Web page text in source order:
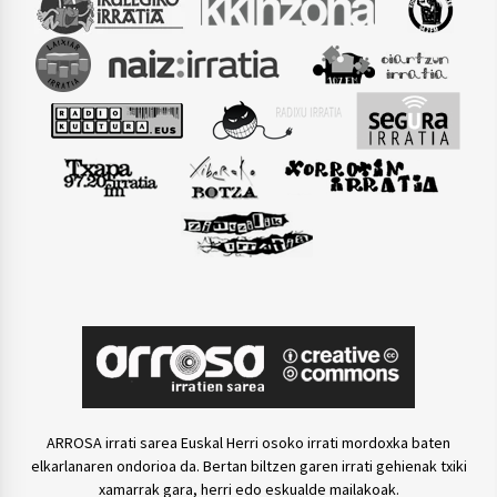
ARROSA irrati sarea Euskal Herri osoko irrati mordoxka baten
elkarlanaren ondorioa da. Bertan biltzen garen irrati gehienak txiki
xamarrak gara, herri edo eskualde mailakoak.